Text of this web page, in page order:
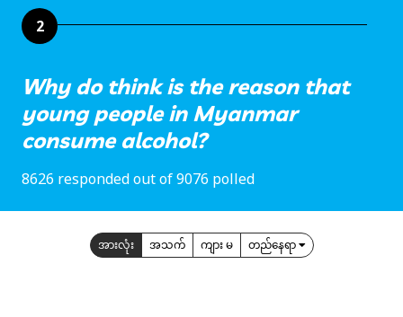
2
Why do think is the reason that
young people in Myanmar
consume alcohol?
8626 responded out of 9076 polled
အားလုံး အသက် ကျား မ တည်နေရာ